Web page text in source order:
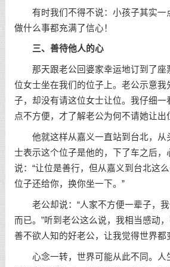
有时我们不得不说：小孩子其实一
做什么事都充满了信心！
三、善待他人的心
那天跟老公回婆家幸运地订到了座
位女士坐在我们的位子上。老公示意我
子，却没有请这位女士让位。我仔细一
点不方便，才了解老公为何不请她让出
他就这样从嘉义一直站到台北，从
士表示这个位子是他的，下了车之后，
说：“让位是善行，但从嘉义到台北这
位子还给你，换你坐一下。”
老公却说：“人家不方便一辈子，我
而已。”听到老公这么说，我相当感动
善不欲人知的好老公，让我觉得世界都
心念一转，世界可能从此不同。人